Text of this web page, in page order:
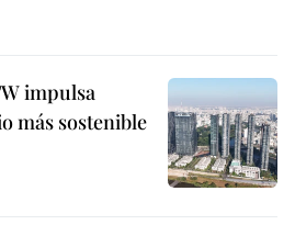
impulsa
más sostenible